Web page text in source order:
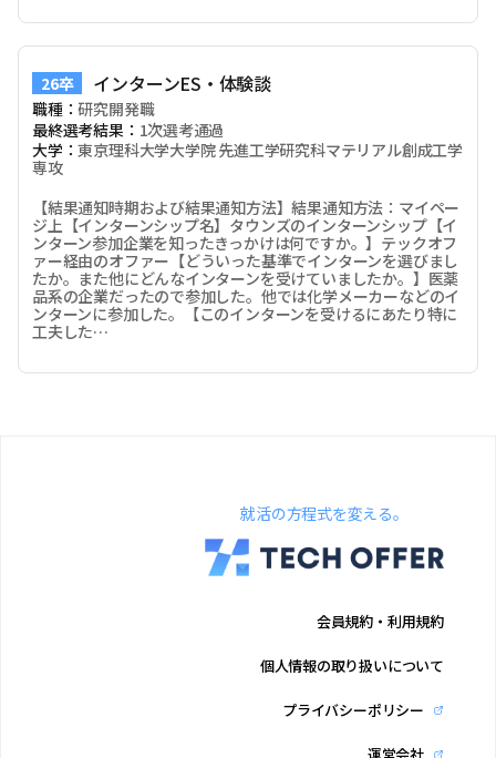
26卒 インターンES・体験談
職種：研究開発職
最終選考結果： 1次選考通過
大学：東京理科大学大学院 先進工学研究科マテリアル創成工学
専攻
【結果通知時期および結果通知方法】結果通知方法：マイペー
ジ上【インターンシップ名】タウンズのインターンシップ【イ
ンターン参加企業を知ったきっかけは何ですか。】テックオフ
ァー経由のオファー【どういった基準でインターンを選びまし
たか。また他にどんなインターンを受けていましたか。】医薬
品系の企業だったので参加した。他では化学メーカーなどのイ
ンターンに参加した。【このインターンを受けるにあたり特に
工夫した…
就活の方程式を変える。
会員規約・利用規約
個人情報の取り扱いについて
プライバシーポリシー